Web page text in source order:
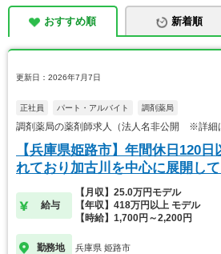
おすすめ順 新着順
更新日：2026年7月7日
正社員 パート・アルバイト 調剤薬局
調剤薬局の薬剤師求人（法人名非公開 ※詳細
【兵庫県姫路市】年間休日120
れており加古川を中心に展開し
給与
【月収】25.0万円モデル
【年収】418万円以上 モデル
【時給】1,700円～2,200円
勤務地 兵庫県 姫路市